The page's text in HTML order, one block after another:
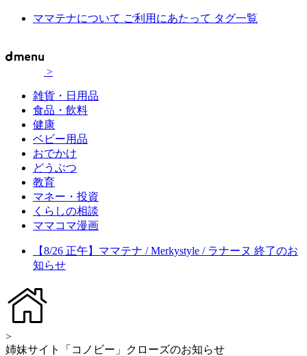
ママテナについて ご利用にあたって タグ一覧
>
雑貨・日用品
食品・飲料
健康
ベビー用品
おでかけ
どうぶつ
教育
マネー・投資
くらしの相談
ママコマ漫画
【8/26 正午】ママテナ / Merkystyle / ラナーヌ 終了のお
知らせ
>
姉妹サイト「コノビー」クローズのお知らせ